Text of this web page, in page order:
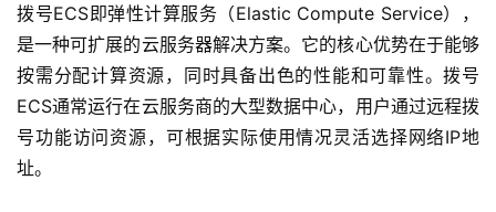
拨号ECS即弹性计算服务（Elastic Compute Service），
是一种可扩展的云服务器解决方案。它的核心优势在于能够
按需分配计算资源，同时具备出色的性能和可靠性。拨号
ECS通常运行在云服务商的大型数据中心，用户通过远程拨
号功能访问资源，可根据实际使用情况灵活选择网络IP地
址。